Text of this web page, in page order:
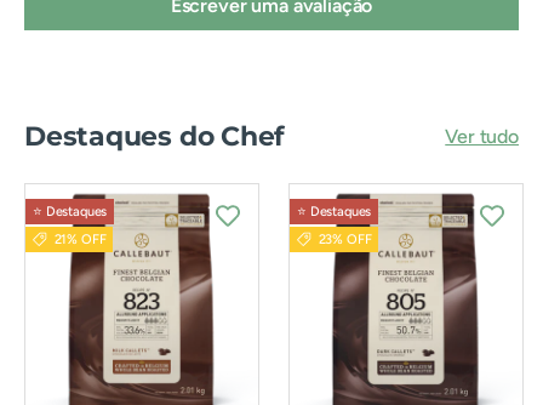
Escrever uma avaliação
Destaques do Chef Ver tudo
⭐️ Destaques
21% OFF
⭐️ Destaques
23% OFF